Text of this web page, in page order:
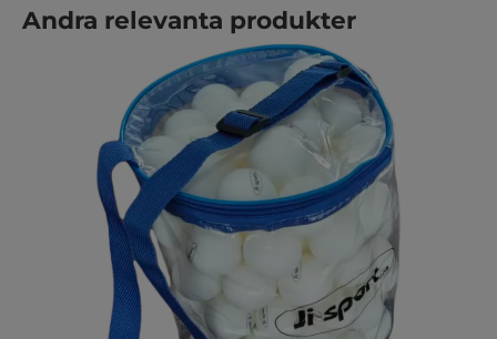
Hoppa över produktgalleri
Andra relevanta produkter